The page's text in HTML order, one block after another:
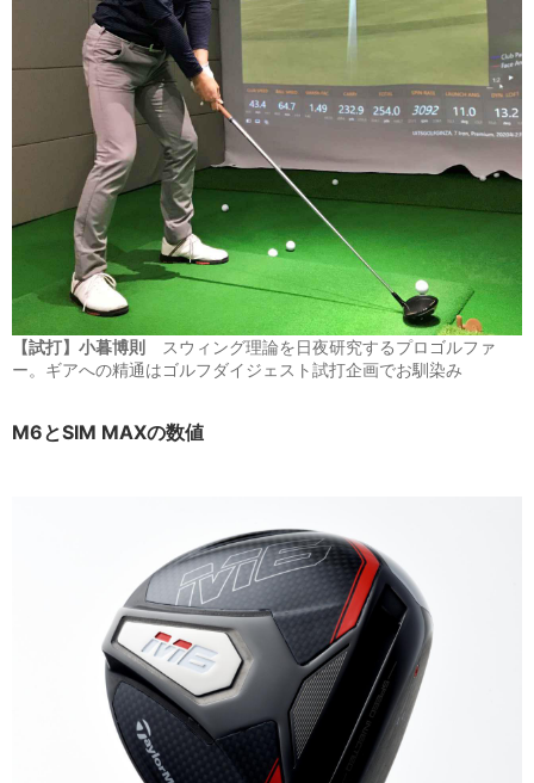
【試打】小暮博則 スウィング理論を日夜研究するプロゴルファ
ー。ギアへの精通はゴルフダイジェスト試打企画でお馴染み
M6とSIM MAXの数値